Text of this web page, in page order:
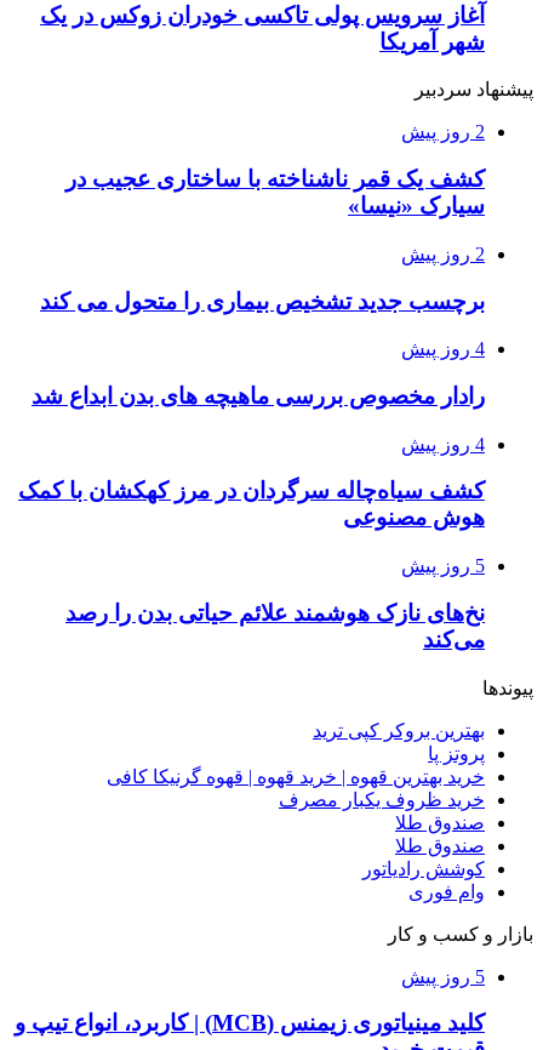
آغاز سرویس پولی تاکسی خودران زوکس در یک
شهر آمریکا
پیشنهاد سردبیر
2 روز پیش
کشف یک قمر ناشناخته با ساختاری عجیب در
سیارک «نیسا»
2 روز پیش
برچسب جدید تشخیص بیماری را متحول می کند
4 روز پیش
رادار مخصوص بررسی ماهیچه های بدن ابداع شد
4 روز پیش
کشف سیاه‌چاله سرگردان در مرز کهکشان با کمک
هوش مصنوعی
5 روز پیش
نخ‌های نازک هوشمند علائم حیاتی بدن را رصد
می‌کند
پیوندها
بهترین بروکر کپی ترید
پروتز پا
خرید بهترین قهوه | خرید قهوه | قهوه گرنیکا کافی
خرید ظروف یکبار مصرف
صندوق طلا
صندوق طلا
کوشش رادیاتور
وام فوری
بازار و کسب و کار
5 روز پیش
کلید مینیاتوری زیمنس (MCB) | کاربرد، انواع تیپ و